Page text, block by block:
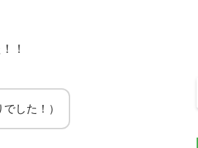
！
した！）